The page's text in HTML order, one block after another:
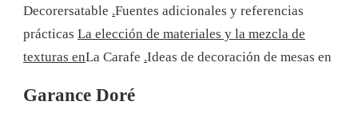
Decorersatable .Fuentes adicionales y referencias
prácticas La elección de materiales y la mezcla de
texturas enLa Carafe .Ideas de decoración de mesas en
Garance Doré